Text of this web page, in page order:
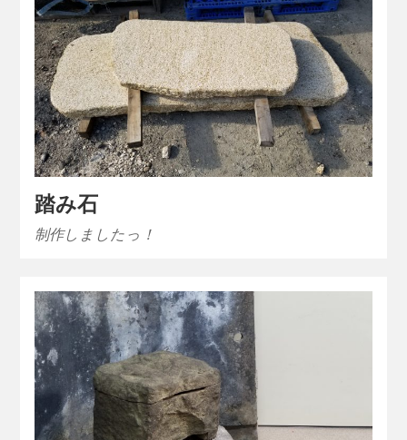
踏み石
制作しましたっ！